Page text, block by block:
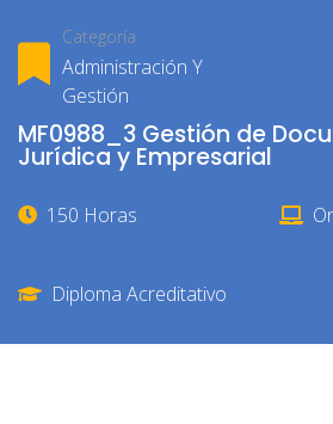
Categoría
Administración Y
Gestión
MF0988_3 Gestión de
Jurídica y Empresarial
150 Horas
Diploma Acreditativo